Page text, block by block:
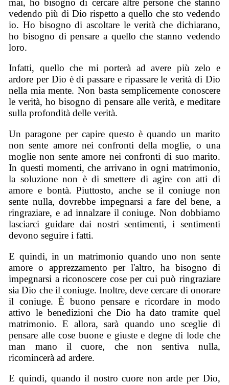
vedendo più di Dio rispetto a quello che sto vedendo
io. Ho bisogno di ascoltare le verità che dichiarano,
ho bisogno di pensare a quello che stanno vedendo
loro.
Infatti, quello che mi porterà ad avere più zelo e
ardore per Dio è di passare e ripassare le verità di Dio
nella mia mente. Non basta semplicemente conoscere
le verità, ho bisogno di pensare alle verità, e meditare
sulla profondità delle verità.
Un paragone per capire questo è quando un marito
non sente amore nei confronti della moglie, o una
moglie non sente amore nei confronti di suo marito.
In questi momenti, che arrivano in ogni matrimonio,
la soluzione non è di smettere di agire con atti di
amore e bontà. Piuttosto, anche se il coniuge non
sente nulla, dovrebbe impegnarsi a fare del bene, a
ringraziare, e ad innalzare il coniuge. Non dobbiamo
lasciarci guidare dai nostri sentimenti, i sentimenti
devono seguire i fatti.
E quindi, in un matrimonio quando uno non sente
amore o apprezzamento per l'altro, ha bisogno di
impegnarsi a riconoscere cose per cui può ringraziare
sia Dio che il coniuge. Inoltre, deve cercare di onorare
il coniuge. È buono pensare e ricordare in modo
attivo le benedizioni che Dio ha dato tramite quel
matrimonio. E allora, sarà quando uno sceglie di
pensare alle cose buone e giuste e degne di lode che
man mano il cuore, che non sentiva nulla,
ricomincerà ad ardere.
E quindi, quando il nostro cuore non arde per Dio,